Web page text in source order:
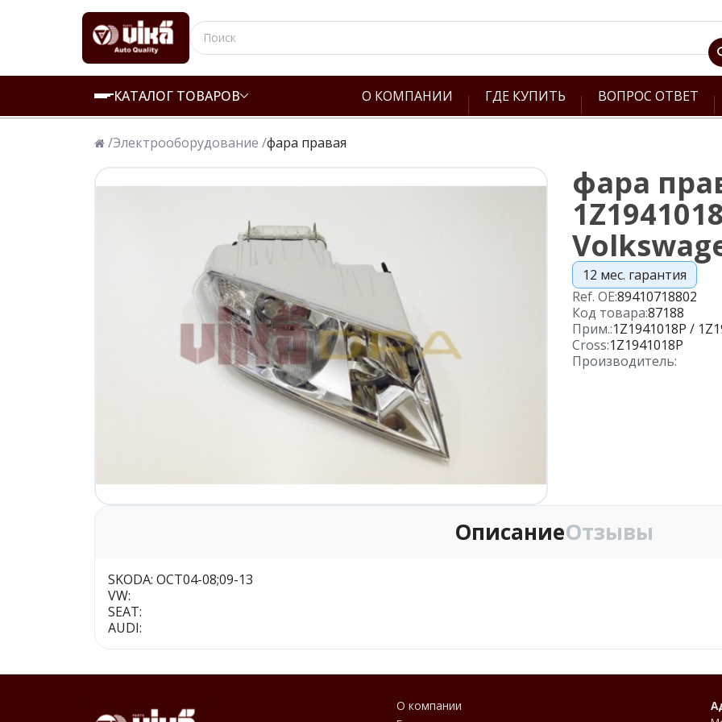
КАТАЛОГ ТОВАРОВ О КОМПАНИИ ГДЕ КУПИТЬ ВОПРОС ОТВЕТ
/Электрооборудование /фара правая
фара
12 мес. гарантия
Ref. OE:89410718802
Код товара:87188
Прим.:1Z1941018P /
Cross:1Z1941018P
Производитель:
ОписаниеОтзывы
SKODA: OCT04-08;09-13
VW:
SEAT:
AUDI:
О компании